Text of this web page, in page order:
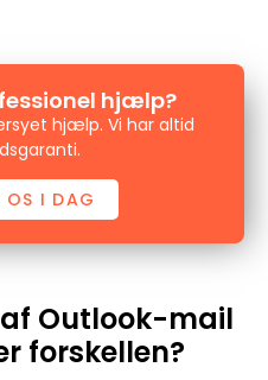
hjælp?
hjælp. Vi har altid
OS I DAG
Outlook-mail
forskellen?